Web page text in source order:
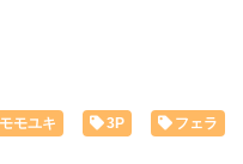
モモユキ 3P フェラ